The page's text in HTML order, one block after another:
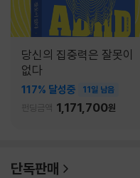
당신의 집중력은 잘못이
없다
117% 달성중 11일 남음
펀딩금액 1,171,700원
단독판매